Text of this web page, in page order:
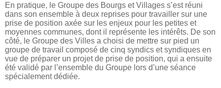
En pratique, le Groupe des Bourgs et Villages s’est réuni
dans son ensemble à deux reprises pour travailler sur une
prise de position axée sur les enjeux pour les petites et
moyennes communes, dont il représente les intérêts. De son
côté, le Groupe des Villes a choisi de mettre sur pied un
groupe de travail composé de cinq syndics et syndiques en
vue de préparer un projet de prise de position, qui a ensuite
été validé par l’ensemble du Groupe lors d’une séance
spécialement dédiée.